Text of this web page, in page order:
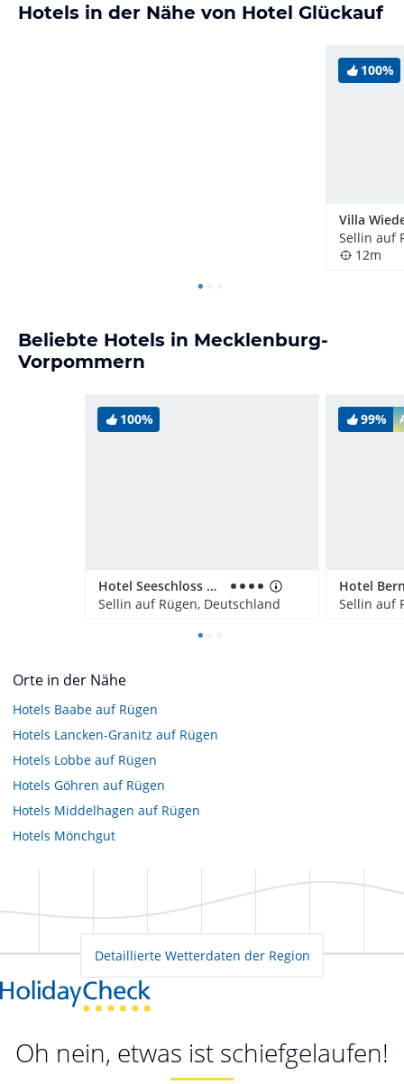
Hotels in der Nähe von Hotel Glückauf
100%
Sellin auf
12m
Beliebte Hotels in Mecklenburg-
Vorpommern
100%
Hotel Seeschloss Sellin
Sellin auf Rügen, Deutschland
99%
Sellin auf
Orte in der Nähe
Hotels Baabe auf Rügen
Hotels Lancken-Granitz auf Rügen
Hotels Lobbe auf Rügen
Hotels Göhren auf Rügen
Hotels Middelhagen auf Rügen
Hotels Mönchgut
Detaillierte Wetterdaten der Region
Oh nein, etwas ist schiefgelaufen!